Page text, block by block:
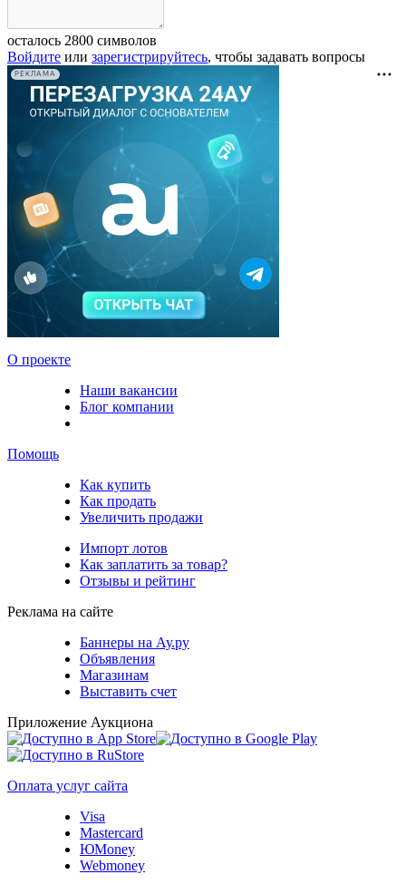
осталось 2800 символов
Войдите или зарегистрируйтесь, чтобы задавать вопросы
РЕКЛАМА
О проекте
Наши вакансии
Блог компании
Помощь
Как купить
Как продать
Увеличить продажи
Импорт лотов
Как заплатить за товар?
Отзывы и рейтинг
Реклама на сайте
Баннеры на Ау.ру
Объявления
Магазинам
Выставить счет
Приложение Аукциона
Оплата услуг сайта
Visa
Mastercard
ЮMoney
Webmoney